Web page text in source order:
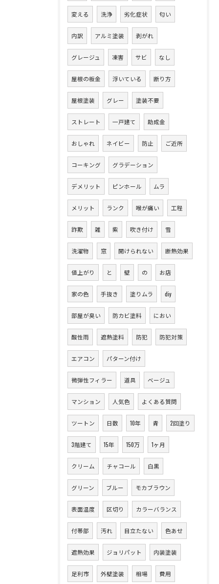
変える 洗浄 劣化症状 匂い
内訳 アルミ塗装 剥がれ
グレージュ 凍害 サビ なし
屋根の板金 浮いている 断り方
屋根塗装 グレー 塗装不要
ストレート 一戸建て 助成金
おしゃれ ネイビー 防止 ご近所
コーキング グラデーション
デメリット ピンホール ムラ
メリット ランク 喉が痛い 工程
詐欺 雑 紫 吹き付け 雪
洗濯物 窓 開けられない 断熱効果
値上がり と 壁 の お店
家の色 手抜き 塗りムラ diy
部屋が臭い 防カビ塗料 におい
酸性雨 遮熱塗料 防犯 防犯対策
エアコン パターン付け
微弾性フィラー 道具 ベージュ
マンション 人気色 よくある質問
ツートン 日数 10年 青 2回塗り
3階建て 15年 150万 1ヶ月
クリーム チャコール 白黒
グリーン ブルー モカブラウン
表面温度 区切り カラーバランス
付帯部 汚れ 目立たない 色あせ
遮熱効果 ジョリパット 内装塗装
足利市 外壁塗装 相場 費用